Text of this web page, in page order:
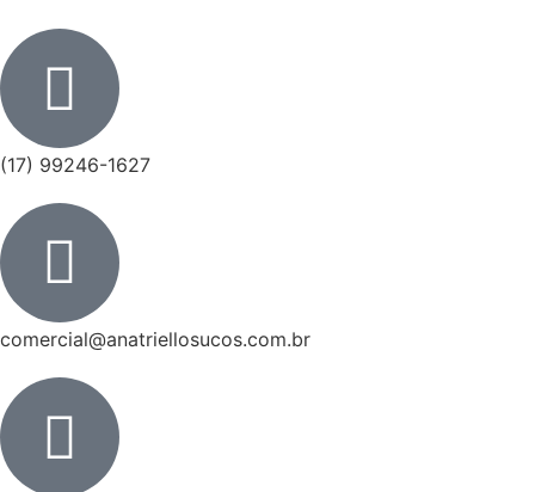
(17) 99246-1627
comercial@anatriellosucos.com.br